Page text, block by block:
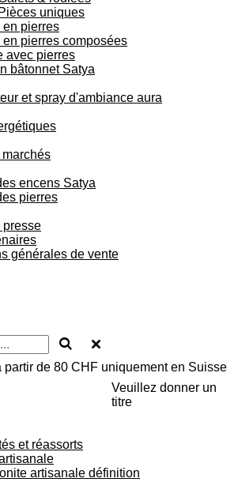
uniques
en pierres
en pierres composées
avec pierres
bâtonnet Satya
et spray d'ambiance aura
marchés
encens Satya
pierres
presse
générales de vente
partir de 80 CHF uniquement en Suisse
Veuillez donner un
titre
et réassorts
artisanale définition